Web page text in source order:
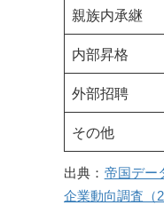
親族内承継
内部昇格
外部招聘
その他
出典： 帝国デー
企業動向調査（